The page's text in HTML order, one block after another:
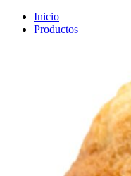
Inicio
Productos